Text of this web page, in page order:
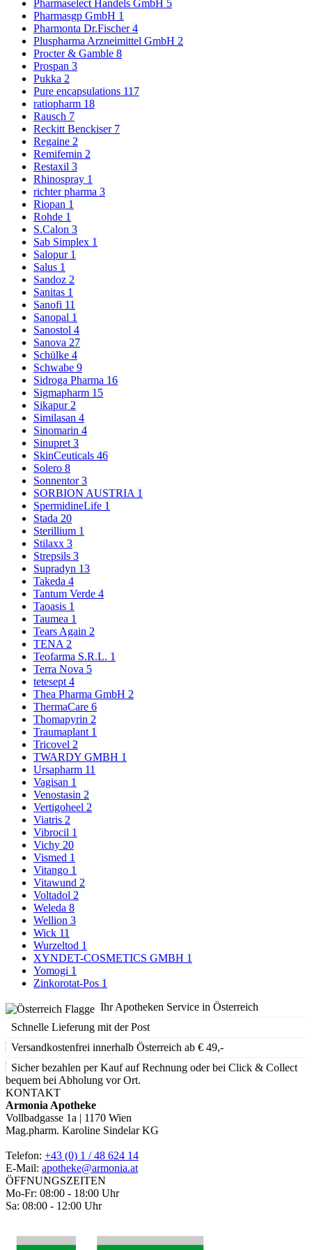
Pharmaselect Handels GmbH 5
Pharmasgp GmbH 1
Pharmonta Dr.Fischer4
Pluspharma Arzneimittel GmbH 2
Procter & Gamble 8
Prospan 3
Pukka 2
Pure encapsulations 117
ratiopharm 18
Rausch 7
Reckitt Benckiser 7
Regaine 2
Remifemin 2
Restaxil 3
Rhinospray 1
richter pharma 3
Riopan 1
Rohde 1
S.Calon 3
Sab Simplex 1
Salopur 1
Salus 1
Sandoz 2
Sanitas 1
Sanofi 11
Sanopal 1
Sanostol 4
Sanova 27
Schülke 4
Schwabe 9
Sidroga Pharma 16
Sigmapharm 15
Sikapur 2
Similasan 4
Sinomarin 4
Sinupret 3
SkinCeuticals 46
Solero 8
Sonnentor3
SORBION AUSTRIA 1
SpermidineLife 1
Stada 20
Sterillium 1
Stilaxx 3
Strepsils 3
Supradyn 13
Takeda 4
Tantum Verde 4
Taoasis 1
Taumea 1
Tears Again 2
TENA 2
Teofarma S.R.L. 1
Terra Nova 5
tetesept 4
Thea Pharma GmbH 2
ThermaCare 6
Thomapyrin 2
Traumaplant 1
Tricovel 2
TWARDY GMBH 1
Ursapharm 11
Vagisan 1
Venostasin 2
Vertigoheel 2
Viatris 2
Vibrocil 1
Vichy 20
Vismed 1
Vitango 1
Vitawund 2
Voltadol 2
Weleda 8
Wellion 3
Wick 11
Wurzeltod 1
XYNDET-COSMETICS GMBH 1
Yomogi 1
Zinkorotat-Pos 1
Ihr Apotheken Service in Österreich
Schnelle Lieferung mit der Post
Versandkostenfrei innerhalb Österreich ab € 49,-
Sicher bezahlen per Kauf auf Rechnung oder bei Click & Collect
bequem bei Abholung vor Ort.
KONTAKT
Armonia Apotheke
Vollbadgasse 1a | 1170 Wien
Mag.pharm. Karoline Sindelar KG
Telefon: +43 (0) 1 / 48 624 14
E-Mail: apotheke@armonia.at
ÖFFNUNGSZEITEN
Mo-Fr: 08:00 - 18:00 Uhr
Sa: 08:00 - 12:00 Uhr